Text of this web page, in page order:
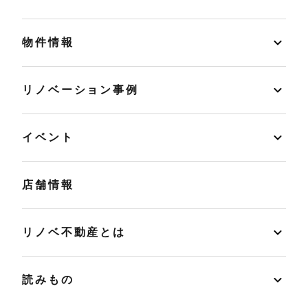
物件情報
リノベーション事例
イベント
店舗情報
リノベ不動産とは
読みもの